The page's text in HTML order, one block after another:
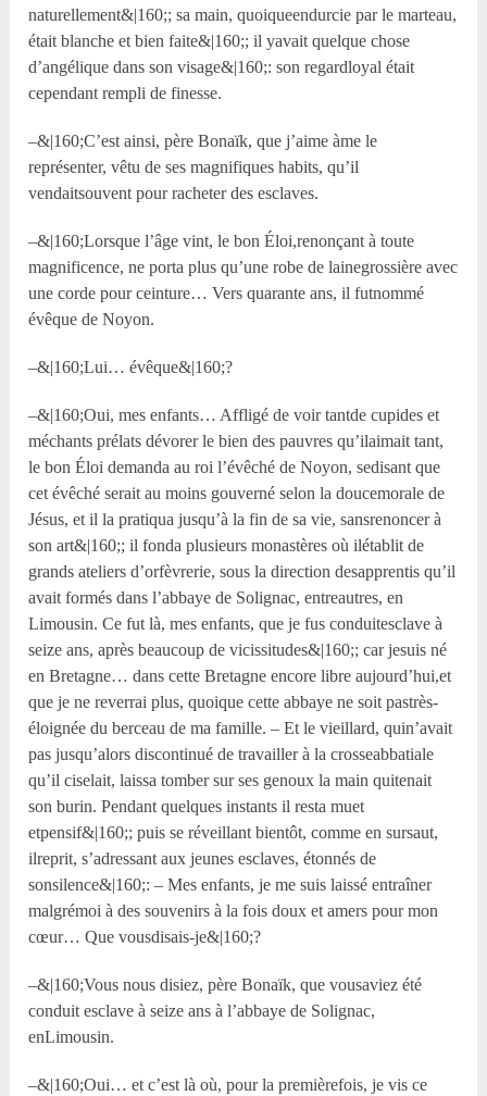
naturellement&|160;; sa main, quoiqueendurcie par le marteau,
était blanche et bien faite&|160;; il yavait quelque chose
d’angélique dans son visage&|160;: son regardloyal était
cependant rempli de finesse.
–&|160;C’est ainsi, père Bonaïk, que j’aime àme le
représenter, vêtu de ses magnifiques habits, qu’il
vendaitsouvent pour racheter des esclaves.
–&|160;Lorsque l’âge vint, le bon Éloi,renonçant à toute
magnificence, ne porta plus qu’une robe de lainegrossière avec
une corde pour ceinture… Vers quarante ans, il futnommé
évêque de Noyon.
–&|160;Lui… évêque&|160;?
–&|160;Oui, mes enfants… Affligé de voir tantde cupides et
méchants prélats dévorer le bien des pauvres qu’ilaimait tant,
le bon Éloi demanda au roi l’évêché de Noyon, sedisant que
cet évêché serait au moins gouverné selon la doucemorale de
Jésus, et il la pratiqua jusqu’à la fin de sa vie, sansrenoncer à
son art&|160;; il fonda plusieurs monastères où ilétablit de
grands ateliers d’orfèvrerie, sous la direction desapprentis qu’il
avait formés dans l’abbaye de Solignac, entreautres, en
Limousin. Ce fut là, mes enfants, que je fus conduitesclave à
seize ans, après beaucoup de vicissitudes&|160;; car jesuis né
en Bretagne… dans cette Bretagne encore libre aujourd’hui,et
que je ne reverrai plus, quoique cette abbaye ne soit pastrès-
éloignée du berceau de ma famille. – Et le vieillard, quin’avait
pas jusqu’alors discontinué de travailler à la crosseabbatiale
qu’il ciselait, laissa tomber sur ses genoux la main quitenait
son burin. Pendant quelques instants il resta muet
etpensif&|160;; puis se réveillant bientôt, comme en sursaut,
ilreprit, s’adressant aux jeunes esclaves, étonnés de
sonsilence&|160;: – Mes enfants, je me suis laissé entraîner
malgrémoi à des souvenirs à la fois doux et amers pour mon
cœur… Que vousdisais-je&|160;?
–&|160;Vous nous disiez, père Bonaïk, que vousaviez été
conduit esclave à seize ans à l’abbaye de Solignac,
enLimousin.
–&|160;Oui… et c’est là où, pour la premièrefois, je vis ce